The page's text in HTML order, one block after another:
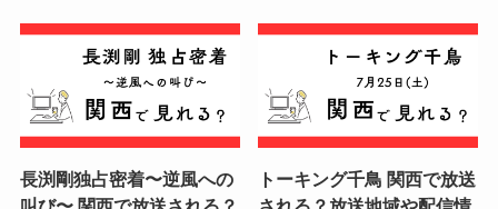
長渕剛独占密着〜逆風への
トーキング千鳥 関西で放送